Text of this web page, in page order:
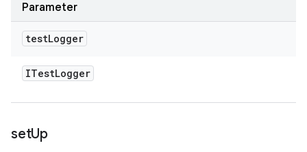
Parameter
testLogger
ITestLogger
setUp